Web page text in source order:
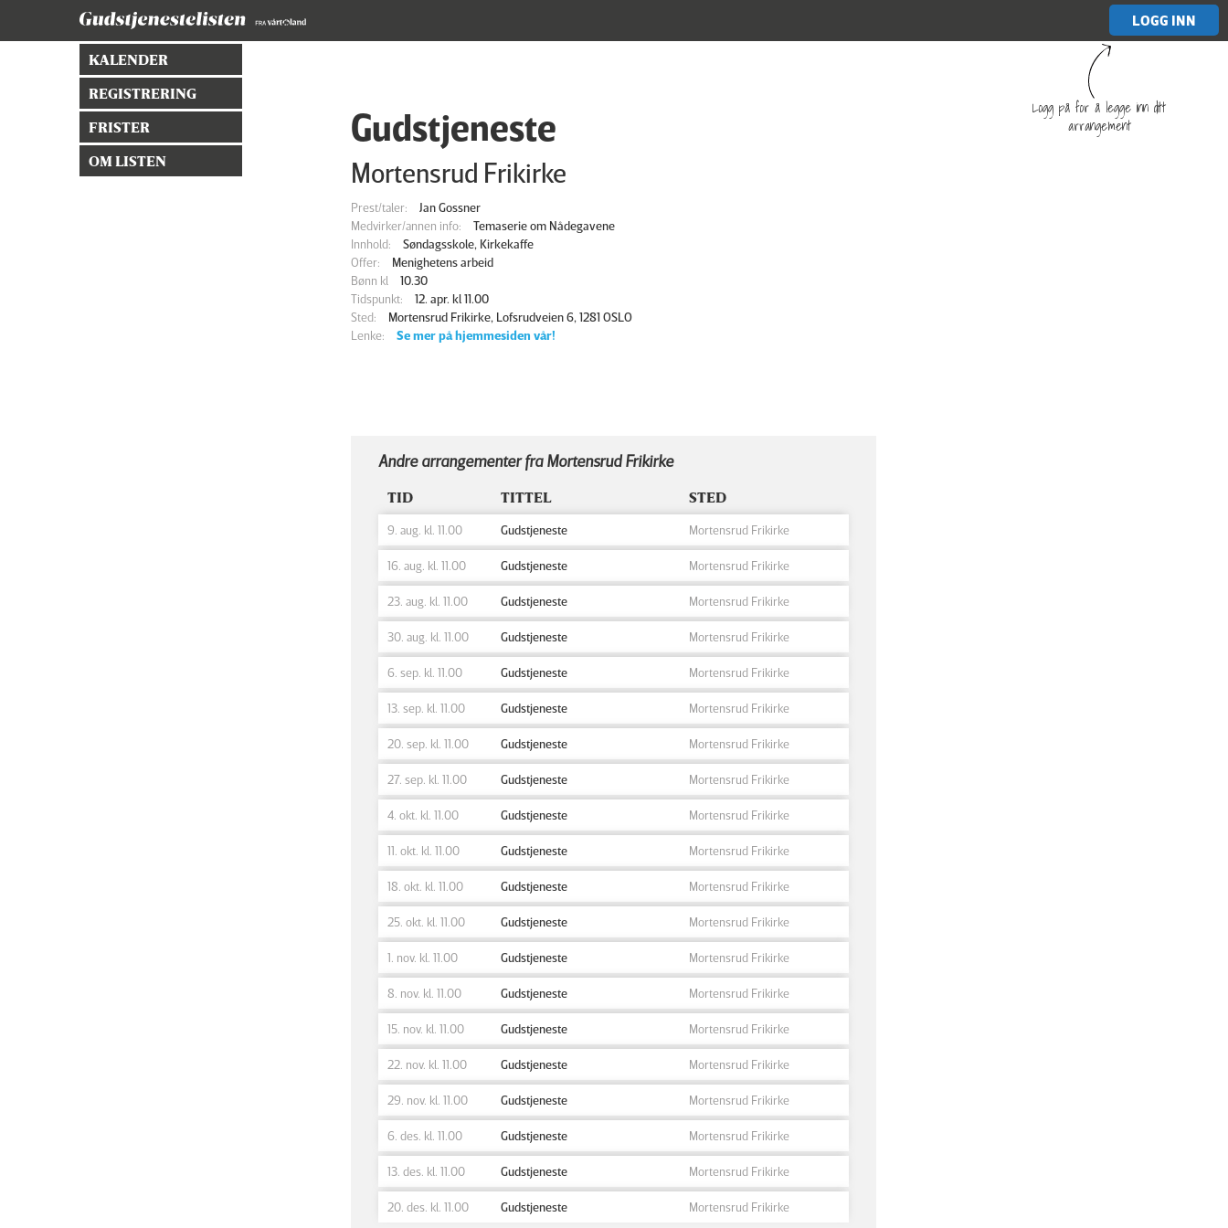
LOGG INN
Logg på for å legge inn ditt
arrangement
KALENDER
REGISTRERING
FRISTER
OM LISTEN
Gudstjeneste
Mortensrud Frikirke
Prest/taler:
Jan Gossner
Medvirker/annen info:
Temaserie om Nådegavene
Innhold:
Søndagsskole, Kirkekaffe
Offer:
Menighetens arbeid
Bønn kl
10.30
Tidspunkt:
12. apr. kl 11.00
Sted:
Mortensrud Frikirke, Lofsrudveien 6, 1281 OSLO
Lenke:
Se mer på hjemmesiden vår!
Andre arrangementer fra Mortensrud Frikirke
TID TITTEL STED
9. aug. kl. 11.00 Gudstjeneste Mortensrud Frikirke
16. aug. kl. 11.00 Gudstjeneste Mortensrud Frikirke
23. aug. kl. 11.00 Gudstjeneste Mortensrud Frikirke
30. aug. kl. 11.00 Gudstjeneste Mortensrud Frikirke
6. sep. kl. 11.00 Gudstjeneste Mortensrud Frikirke
13. sep. kl. 11.00 Gudstjeneste Mortensrud Frikirke
20. sep. kl. 11.00 Gudstjeneste Mortensrud Frikirke
27. sep. kl. 11.00 Gudstjeneste Mortensrud Frikirke
4. okt. kl. 11.00 Gudstjeneste Mortensrud Frikirke
11. okt. kl. 11.00 Gudstjeneste Mortensrud Frikirke
18. okt. kl. 11.00 Gudstjeneste Mortensrud Frikirke
25. okt. kl. 11.00 Gudstjeneste Mortensrud Frikirke
1. nov. kl. 11.00 Gudstjeneste Mortensrud Frikirke
8. nov. kl. 11.00 Gudstjeneste Mortensrud Frikirke
15. nov. kl. 11.00 Gudstjeneste Mortensrud Frikirke
22. nov. kl. 11.00 Gudstjeneste Mortensrud Frikirke
29. nov. kl. 11.00 Gudstjeneste Mortensrud Frikirke
6. des. kl. 11.00 Gudstjeneste Mortensrud Frikirke
13. des. kl. 11.00 Gudstjeneste Mortensrud Frikirke
20. des. kl. 11.00 Gudstjeneste Mortensrud Frikirke